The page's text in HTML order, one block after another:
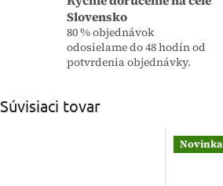
Slovensko
80 % objednávok
odosielame do 48 hodín od
potvrdenia objednávky.
Súvisiaci tovar
Novinka